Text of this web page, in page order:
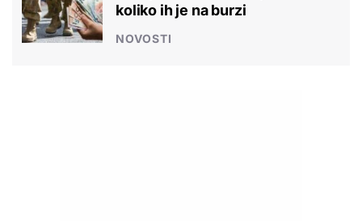
koliko ih je na burzi
NOVOSTI